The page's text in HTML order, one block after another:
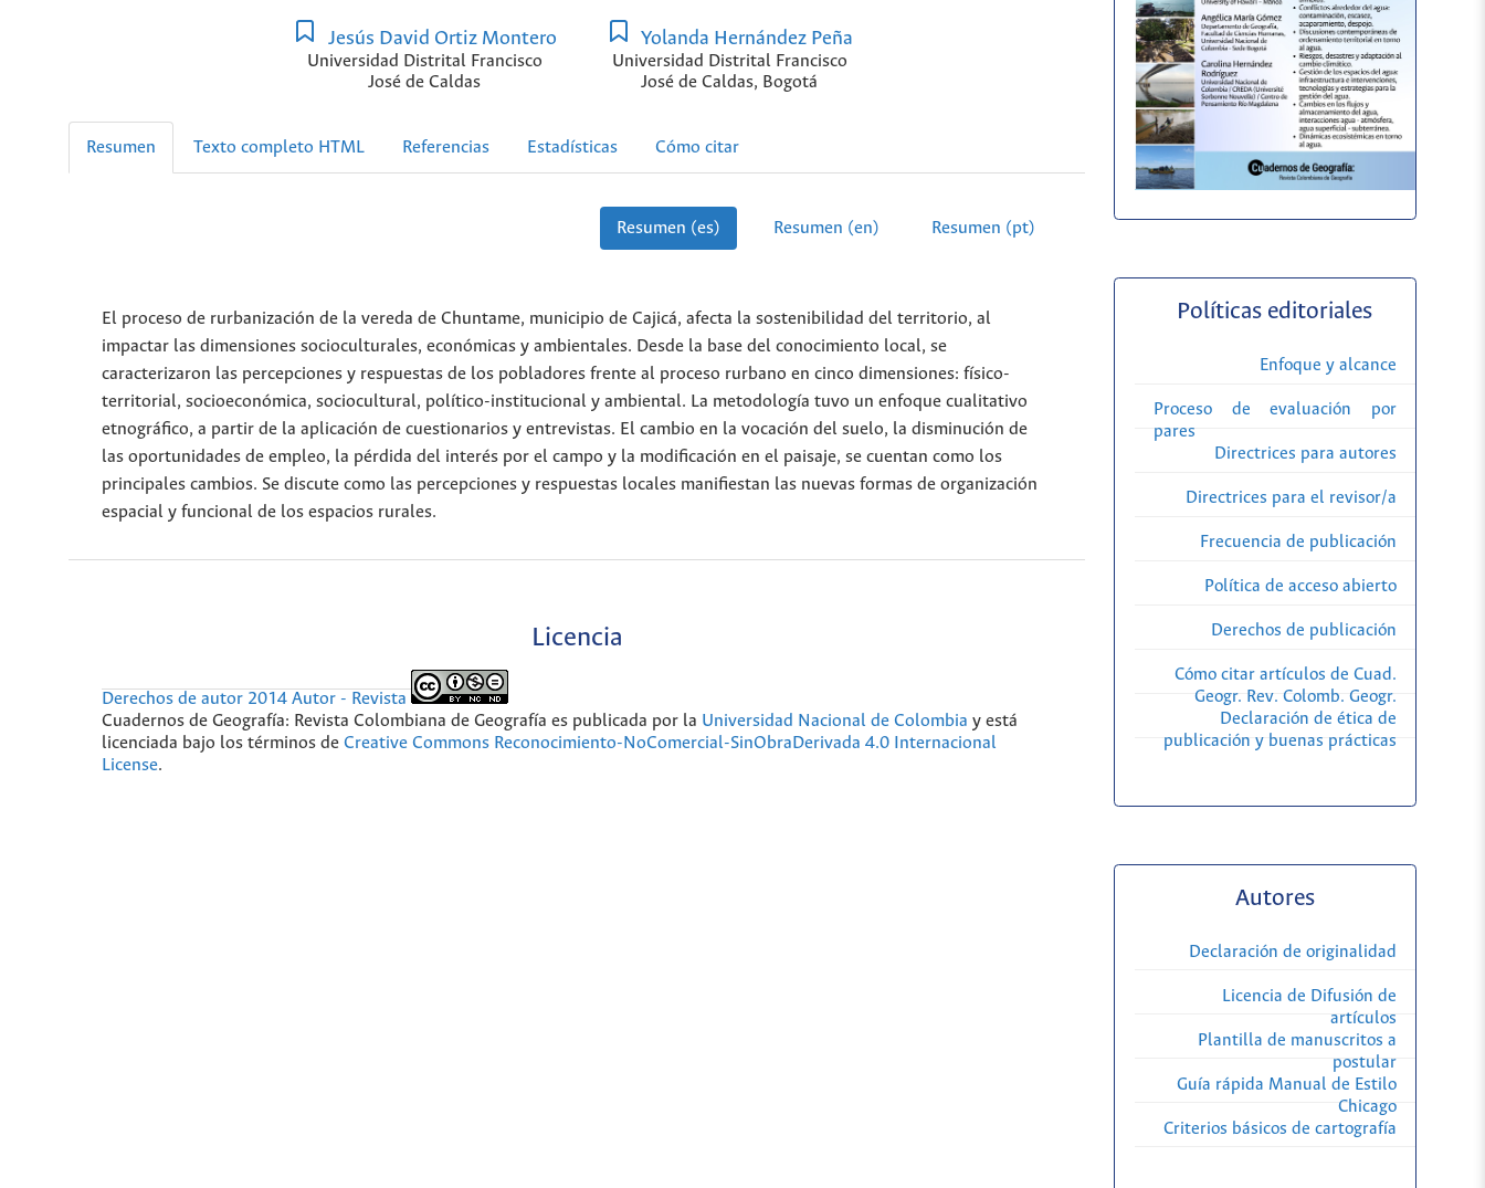
Jesús David Ortiz Montero
Universidad Distrital Francisco
José de Caldas
Yolanda Hernández Peña
Universidad Distrital Francisco
José de Caldas, Bogotá
Resumen Texto completo HTML Referencias Estadísticas Cómo citar
Resumen (es) Resumen (en) Resumen (pt)
El proceso de rurbanización de la vereda de Chuntame, municipio de Cajicá, afecta la sostenibilidad del territorio, al
impactar las dimensiones socioculturales, económicas y ambientales. Desde la base del conocimiento local, se
caracterizaron las percepciones y respuestas de los pobladores frente al proceso rurbano en cinco dimensiones: físico-
territorial, socioeconómica, sociocultural, político-institucional y ambiental. La metodología tuvo un enfoque cualitativo
etnográfico, a partir de la aplicación de cuestionarios y entrevistas. El cambio en la vocación del suelo, la disminución de
las oportunidades de empleo, la pérdida del interés por el campo y la modificación en el paisaje, se cuentan como los
principales cambios. Se discute como las percepciones y respuestas locales manifiestan las nuevas formas de organización
espacial y funcional de los espacios rurales.
Licencia
Derechos de autor 2014 Autor - Revista
Cuadernos de Geografía: Revista Colombiana de Geografía es publicada por la Universidad Nacional de Colombia y está
licenciada bajo los términos de Creative Commons Reconocimiento-NoComercial-SinObraDerivada 4.0 Internacional
License.
Políticas editoriales
Enfoque y alcance
Proceso de evaluación por
pares
Directrices para autores
Directrices para el revisor/a
Frecuencia de publicación
Política de acceso abierto
Derechos de publicación
Cómo citar artículos de Cuad.
Geogr. Rev. Colomb. Geogr.
Declaración de ética de
publicación y buenas prácticas
Autores
Declaración de originalidad
Licencia de Difusión de
artículos
Plantilla de manuscritos a
postular
Guía rápida Manual de Estilo
Chicago
Criterios básicos de cartografía